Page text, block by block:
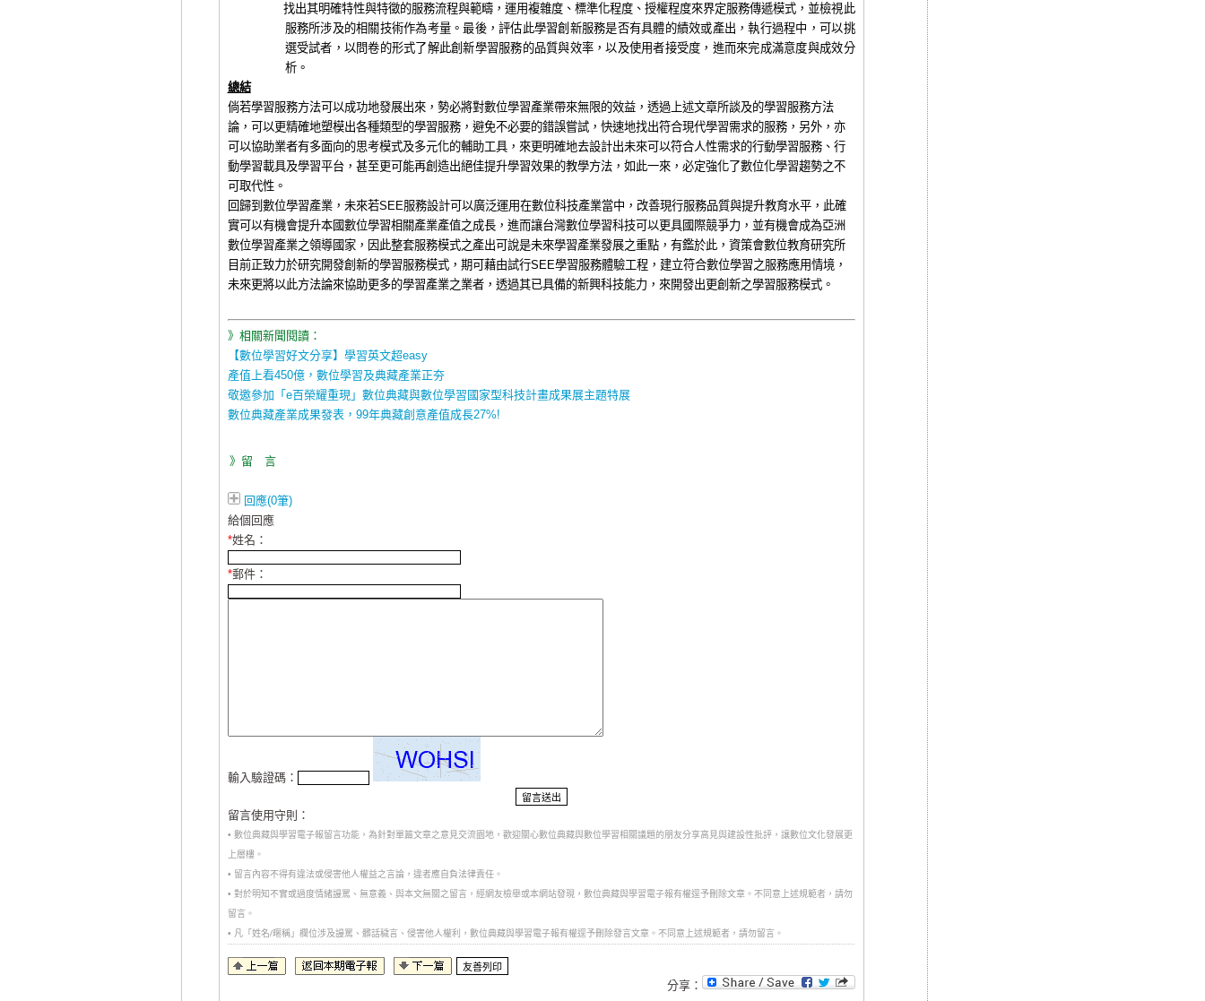
找出其明確特性與特徵的服務流程與範疇，運用複雜度、標準化程度、授權程度來界定服務傳遞模式，並檢視此
服務所涉及的相關技術作為考量。最後，評估此學習創新服務是否有具體的績效或產出，執行過程中，可以挑
選受試者，以問卷的形式了解此創新學習服務的品質與效率，以及使用者接受度，進而來完成滿意度與成效分
析。
總結
倘若學習服務方法可以成功地發展出來，勢必將對數位學習產業帶來無限的效益，透過上述文章所談及的學習服務方法
論，可以更精確地塑模出各種類型的學習服務，避免不必要的錯誤嘗試，快速地找出符合現代學習需求的服務，另外，亦
可以協助業者有多面向的思考模式及多元化的輔助工具， 來更明確地去設計出未來可以符合人性需求的行動學習服務、行
動學習載具及學習平台，甚至更可能再創造出絕佳提升學習效果的教學方法，如此一來，必定強化了數位化學習趨勢之不
可取代性。
回歸到數位學習產業，未來若SEE服務設計可以廣泛運用在數位科技產業當中，改善現行服務品質與提升教育水平，此確
實可以有機會提升本國數位學習相關產業產值之成長， 進而讓台灣數位學習科技可以更具國際競爭力，並有機會成為亞洲
數位學習產業之領導國家，因此整套服務模式之產出可說是未來學習產業發展之重點，有鑑於此，資策會數位教育研究所
目前正致力於研究開發創新的學習服務模式，期可藉由試行SEE學習服務體驗工程， 建立符合數位學習之服務應用情境，
未來更將以此方法論來協助更多的學習產業之業者，透過其已具備的新興科技能力，來開發出更創新之學習服務模式。
》相關新聞閱讀：
【數位學習好文分享】學習英文超easy
產值上看450億，數位學習及典藏產業正夯
敬邀參加「e百榮耀重現」數位典藏與數位學習國家型科技計畫成果展主題特展
數位典藏產業成果發表，99年典藏創意產值成長27%!
》留 言
回應(0筆)
給個回應
*姓名：
*郵件：
輸入驗證碼：
留言使用守則：
• 數位典藏與學習電子報留言功能，為針對單篇文章之意見交流園地，歡迎關心數位典藏與數位學習相關議題的朋友分享高見與建設性批評，讓數位文化發展更
上層樓。
• 留言內容不得有違法或侵害他人權益之言論，違者應自負法律責任。
• 對於明知不實或過度情緒謾罵、無意義、與本文無關之留言，經網友檢舉或本網站發現，數位典藏與學習電子報有權逕予刪除文章。不同意上述規範者，請勿
留言。
• 凡「姓名/暱稱」欄位涉及謾罵、髒話穢言、侵害他人權利，數位典藏與學習電子報有權逕予刪除發言文章。不同意上述規範者，請勿留言。
分享：